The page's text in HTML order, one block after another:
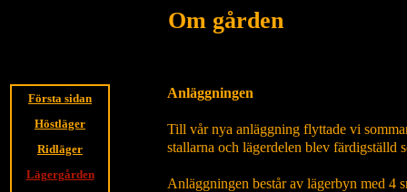
Om gården
Anläggningen
Till vår nya anläggning flyttade vi
stallarna och lägerdelen blev färdigställd
Anläggningen består av lägerbyn med 4
Första sidan
Höstläger
Ridläger
Lägergården